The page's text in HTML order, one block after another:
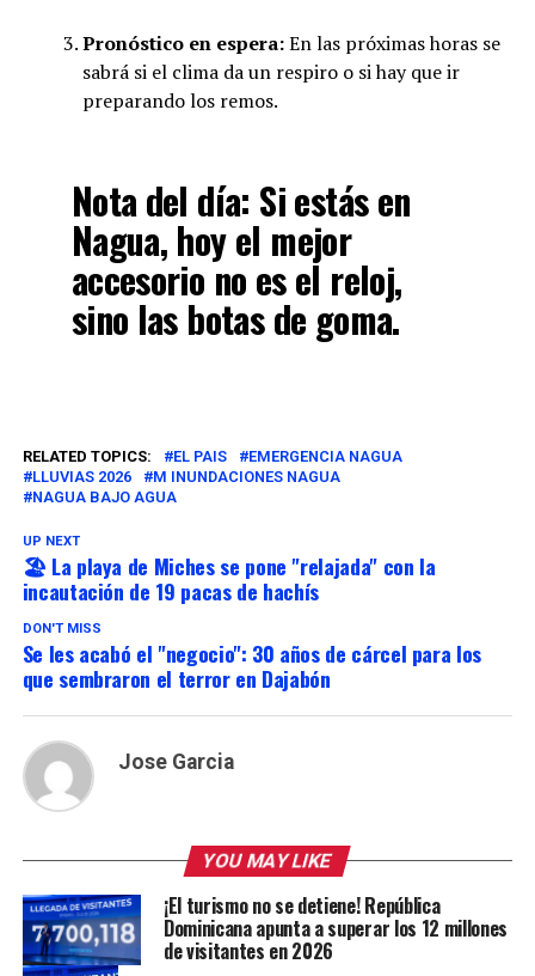
Pronóstico en espera:En las próximas horas se
sabrá si el clima da un respiro o si hay que ir
preparando los remos.
Nota del día: Si estás en
Nagua, hoy el mejor
accesorio no es el reloj,
sino las botas de goma.
RELATED TOPICS: EL PAIS
EMERGENCIA NAGUA
LLUVIAS 2026
M INUNDACIONES NAGUA
NAGUA BAJO AGUA
UP NEXT
🏖️ La playa de Miches se pone "relajada" con la
incautación de 19 pacas de hachís
DON'T MISS
Se les acabó el "negocio": 30 años de cárcel para los
que sembraron el terror en Dajabón
Jose Garcia
YOU MAY LIKE
¡El turismo no se detiene! República
Dominicana apunta a superar los 12 millones
de visitantes en 2026